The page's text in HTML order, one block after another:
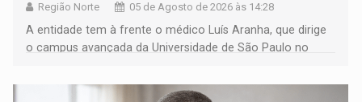
Região Norte 05 de Agosto de 2026 às 14:28
A entidade tem à frente o médico Luís Aranha, que dirige
o campus avançada da Universidade de São Paulo no